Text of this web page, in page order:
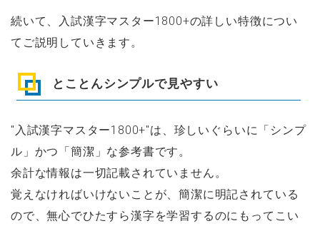
続いて、入試漢字マスター1800+の詳しい特徴につい
てご説明していきます。
とことんシンプルで見やすい
"入試漢字マスター1800+"は、珍しいぐらいに「シンプ
ル」かつ「簡潔」な参考書です。
余計な情報は一切記載されていません。
覚えなければいけないことが、簡潔に明記されている
ので、無心でひたすら漢字を学習するのにもってこい